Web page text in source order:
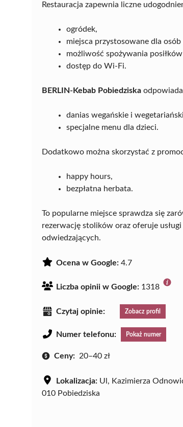
Restauracja zapewnia liczne
ogródek,
miejsca przystosowane dla
możliwość spożywania
dostęp do Wi-Fi.
BERLIN-Kebab Pobiedziska
danias wegańskie i
specjalne menu dla dzieci.
Dodatkowo można skorzystać z
happy hours,
bezpłatna herbata.
To popularne miejsce sprawdza się
rezerwację stolików oraz oferuje
odwiedzających.
Ocena w Google: 4.7
Liczba opinii w Google: 1318
Czytaj opinie: Zobacz profil
Numer telefonu: Pokaż numer
Ceny: 20–40 zł
Lokalizacja: Ul, Kazimierza
010 Pobiedziska